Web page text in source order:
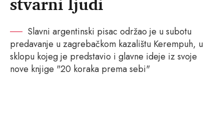
Slavni argentinski pisac održao je u subotu
predavanje u zagrebačkom kazalištu Kerempuh, u
sklopu kojeg je predstavio i glavne ideje iz svoje
nove knjige "20 koraka prema sebi"